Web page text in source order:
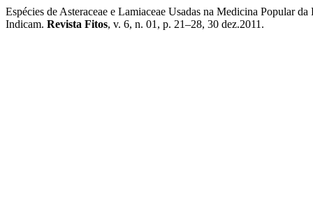
Espécies de Asteraceae e Lamiaceae Usadas na Medicina Popular
Indicam. Revista Fitos, v. 6, n. 01, p. 21–28, 30 dez.2011.